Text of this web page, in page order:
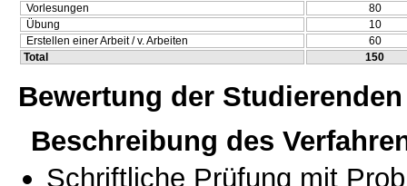
Vorlesungen
80
Übung
10
Erstellen einer Arbeit / v. Arbeiten
60
Total
150
Bewertung der Studierenden
Beschreibung des
Schriftliche Prüfung mit